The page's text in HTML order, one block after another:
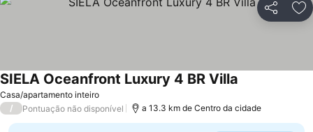
Partilhar
Casa/apartamento inteiro
SIELA Oceanfront Luxury 4 BR Villa
/ Pontuação não disponível a 13.3 km de Centro da cidade